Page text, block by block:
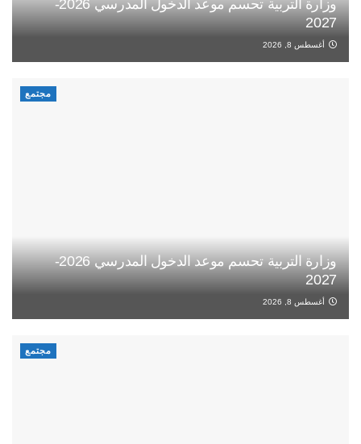
وزارة التربية تحسم موعد الدخول المدرسي 2026-
2027
أغسطس 8, 2026
مجتمع
وزارة التربية تحسم موعد الدخول المدرسي 2026-
2027
أغسطس 8, 2026
مجتمع